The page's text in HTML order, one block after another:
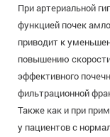
При артериальной
функцией почек
приводит к
повышению
эффективного
фильтрационной
Также как и при
у пациентов с